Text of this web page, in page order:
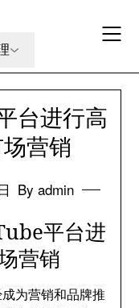
台进行高
营销
By admin
平台进
营销
为营销和品牌推